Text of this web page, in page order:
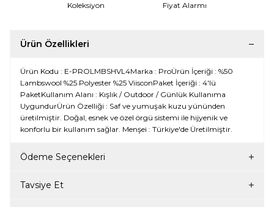
Koleksiyon Fiyat Alarmı
Ürün Özellikleri
Ürün Kodu : E-PROLMBSHVL4Marka : ProÜrün İçeriği : %50
Lambswool %25 Polyester %25 ViisconPaket İçeriği : 4'lü
PaketKullanım Alanı : Kışlık / Outdoor / Günlük Kullanıma
UygundurÜrün Özelliği : Saf ve yumuşak kuzu yününden
üretilmiştir. Doğal, esnek ve özel örgü sistemi ile hijyenik ve
konforlu bir kullanım sağlar. Menşei : Türkiye'de Üretilmiştir.
Ödeme Seçenekleri
Tavsiye Et